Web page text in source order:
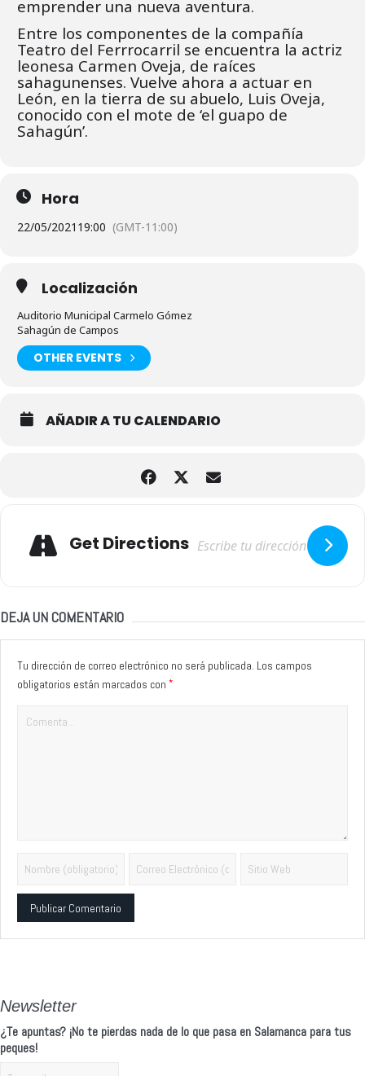
emprender una nueva aventura.
Entre los componentes de la compañía
Teatro del Ferrrocarril se encuentra la actriz
leonesa Carmen Oveja, de raíces
sahagunenses. Vuelve ahora a actuar en
León, en la tierra de su abuelo, Luis Oveja,
conocido con el mote de ‘el guapo de
Sahagún’.
Hora
22/05/2021 19:00 (GMT-11:00)
Localización
Auditorio Municipal Carmelo Gómez
Sahagún de Campos
OTHER EVENTS
AÑADIR A TU CALENDARIO
Get Directions
DEJA UN COMENTARIO
Tu dirección de correo electrónico no será publicada. Los campos
obligatorios están marcados con *
Newsletter
¿Te apuntas? ¡No te pierdas nada de lo que pasa en Salamanca para tus
peques!